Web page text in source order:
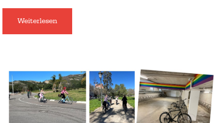
Weiterlesen